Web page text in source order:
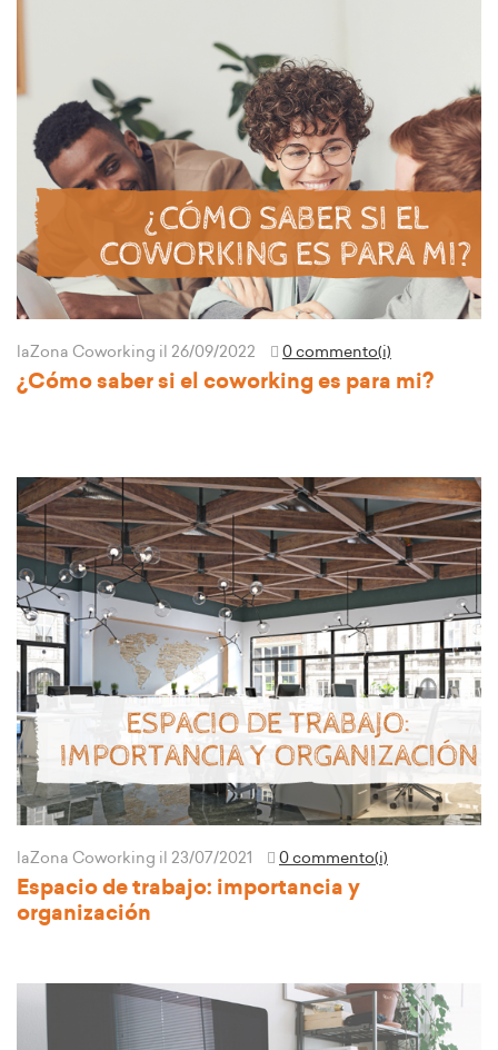
laZona Coworking il 26/09/2022 0 commento(i)
¿Cómo saber si el coworking es para mi?
laZona Coworking il 23/07/2021 0 commento(i)
Espacio de trabajo: importancia y
organización